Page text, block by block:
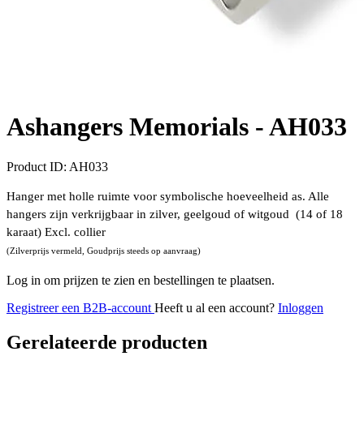
Ashangers Memorials -AH033
Product ID: AH033
Hanger met holle ruimte voor symbolische hoeveelheid as. Alle
hangers zijn verkrijgbaar in zilver, geelgoud of witgoud (14 of 18
karaat) Excl. collier
(Zilverprijs vermeld, Goudprijs steeds op aanvraag)
Log in om prijzen te zien en bestellingen te plaatsen.
Registreer een B2B-account Heeft u al een account? Inloggen
Gerelateerde producten